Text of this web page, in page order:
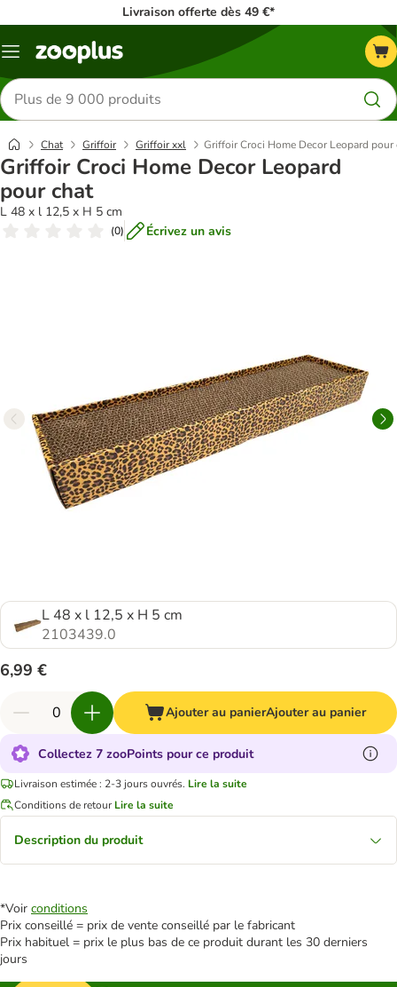
Livraison offerte dès 49 €*
Menu
Rechercher
des
produits
Chat Griffoir Griffoir xxl​ Griffoir Croci Home Decor Leopard pour
Griffoir Croci Home Decor Leopard
pour chat
L 48 x l 12,5 x H 5 cm
(0) Écrivez un avis
L 48 x l 12,5 x H 5 cm
2103439.0
6,99 €
Ajouter au panierAjouter au panier
Collectez 7 zooPoints pour ce produit
Livraison estimée : 2-3 jours ouvrés. Lire la suite
Conditions de retour Lire la suite
Description du produit
*Voir conditions
Prix conseillé = prix de vente conseillé par le fabricant
Prix habituel = prix le plus bas de ce produit durant les 30 derniers
jours